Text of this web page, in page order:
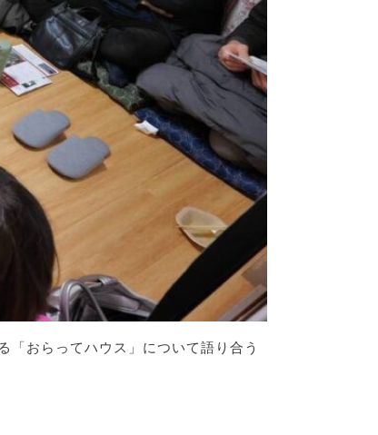
おらってハウス」について語り合う